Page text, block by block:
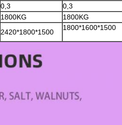
0,3
0,3
1800KG
1800KG
2420*1800*1500
1800*1600*1500